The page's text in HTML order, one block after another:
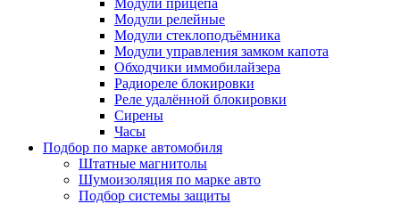
Модули прицепа
Модули релейные
Модули стеклоподъёмника
Модули управления замком капота
Обходчики иммобилайзера
Радиореле блокировки
Реле удалённой блокировки
Сирены
Часы
Подбор по марке автомобиля
Штатные магнитолы
Шумоизоляция по марке авто
Подбор системы защиты